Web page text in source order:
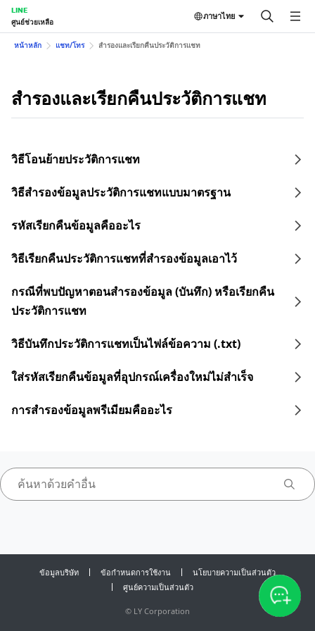
LINE
ศูนย์ช่วยเหลือ
ภาษาไทย
หน้าหลัก แชท/โทร สำรองและเรียกคืนประวัติการแชท
สำรองและเรียกคืนประวัติการแชท
วิธีโอนย้ายประวัติการแชท
วิธีสำรองข้อมูลประวัติการแชทแบบมาตรฐาน
รหัสเรียกคืนข้อมูลคืออะไร
วิธีเรียกคืนประวัติการแชทที่สำรองข้อมูลเอาไว้
กรณีที่พบปัญหาตอนสำรองข้อมูล (บันทึก) หรือเรียกคืน
ประวัติการแชท
วิธีบันทึกประวัติการแชทเป็นไฟล์ข้อความ (.txt)
ใส่รหัสเรียกคืนข้อมูลที่อุปกรณ์เครื่องใหม่ไม่สำเร็จ
การสำรองข้อมูลพรีเมียมคืออะไร
ข้อมูลบริษัท ข้อกำหนดการใช้งาน
นโยบายความเป็นส่วนตัว
ศูนย์ความเป็นส่วนตัว
© LY Corporation